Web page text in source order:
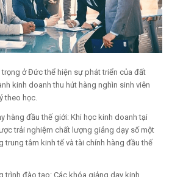
trọng ở Đức thể hiện sự phát triển của đất
kinh doanh thu hút hàng nghìn sinh viên
theo học.
hàng đầu thế giới: Khi học kinh doanh tại
trải nghiệm chất lượng giảng dạy số một
trung tâm kinh tế và tài chính hàng đầu thế
trình đào tạo: Các khóa giảng dạy kinh